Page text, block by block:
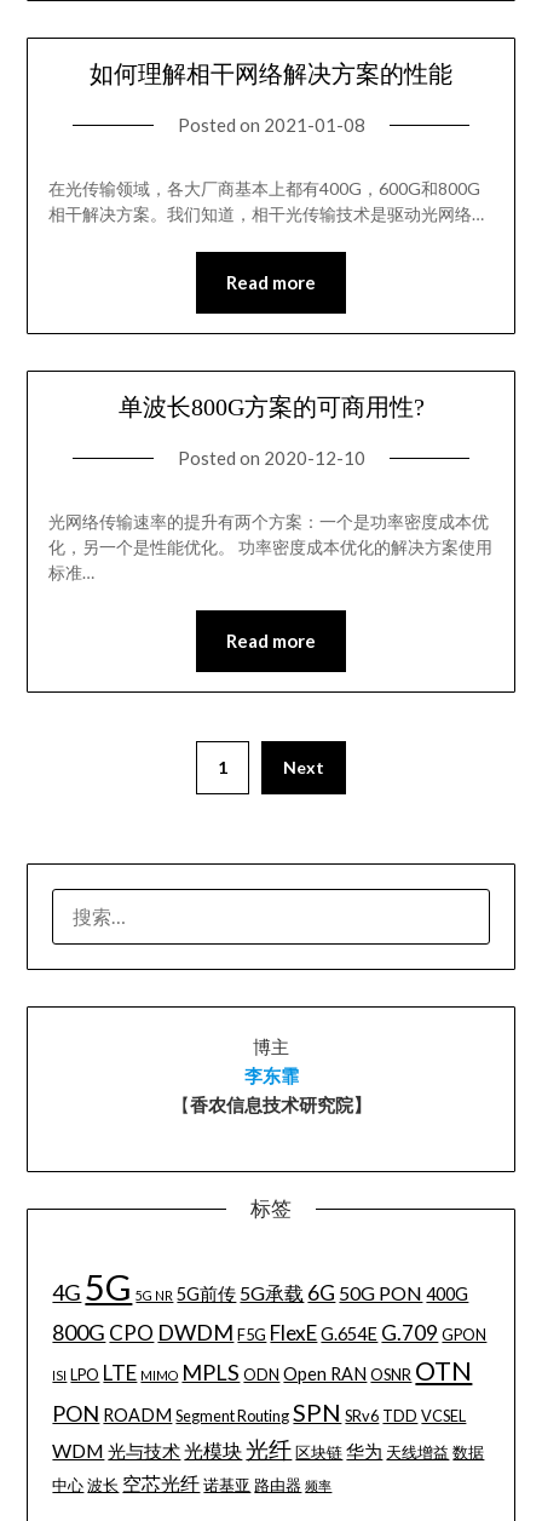
如何理解相干网络解决方案的性能
Posted on 2021-01-08
在光传输领域，各大厂商基本上都有400G，600G和800G
相干解决方案。我们知道，相干光传输技术是驱动光网络…
Read more
单波长800G方案的可商用性?
Posted on 2020-12-10
光网络传输速率的提升有两个方案：一个是功率密度成本优
化，另一个是性能优化。 功率密度成本优化的解决方案使用
标准…
Read more
1 Next
索：
博主
李东霏
【香农信息技术研究院】
标签
4G 5G 5G NR 5G前传 5G承载 6G 50G PON 400G
800G CPO DWDM F5G FlexE G.654E G.709 GPON
ISI LPO LTE MIMO MPLS ODN Open RAN OSNR OTN
PON ROADM Segment Routing SPN SRv6 TDD VCSEL
WDM 光与技术 光模块光纤 区块链 华为 天线增益 数据
中心 波长 空芯光纤 诺基亚 路由器 频率